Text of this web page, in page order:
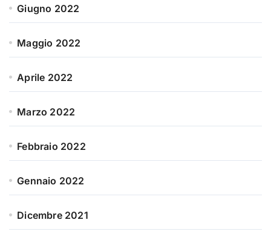
Giugno 2022
Maggio 2022
Aprile 2022
Marzo 2022
Febbraio 2022
Gennaio 2022
Dicembre 2021